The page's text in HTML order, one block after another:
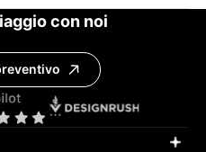
con noi